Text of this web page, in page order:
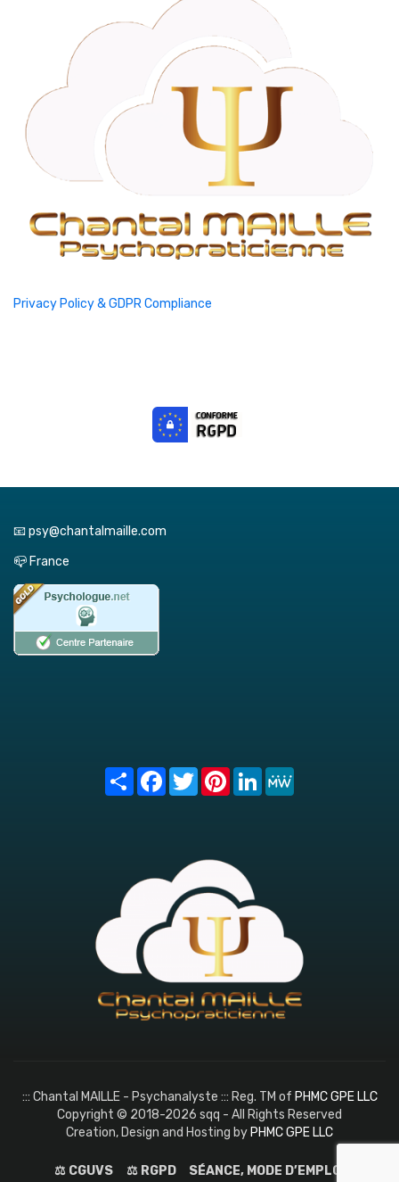
Privacy Policy & GDPR Compliance
📧 psy@chantalmaille.com
📪 France
Share FacebookTwitterPinterest
LinkedIn
::: Chantal MAILLE - Psychanalyste ::: Reg. TM of PHMC GPE LLC
Copyright © 2018-2026 sqq - All Rights Reserved
Creation, Design and Hosting byPHMC GPE LLC
⚖️ CGUVS ⚖️ RGPD SÉANCE, MODE D’EMPLOI